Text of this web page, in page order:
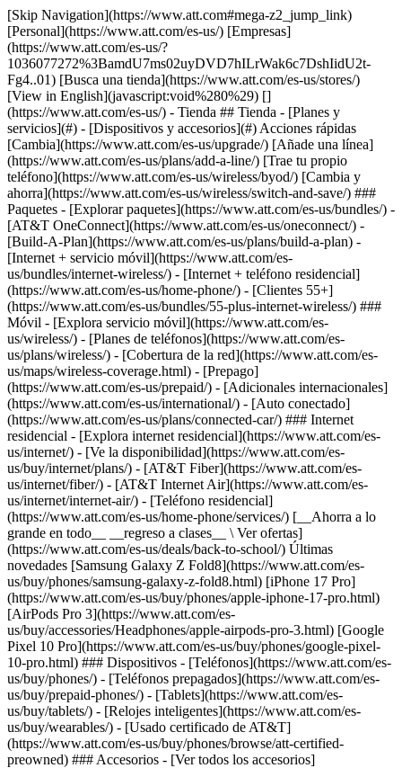
[Skip Navigation](https://www.att.com#mega-z2_jump_link) [Personal](https://www.att.com/es-us/) [Empresas](https://www.att.com/es-us/?1036077272%3BamdU7ms02uyDVD7hILrWak6c7DshIidU2t-Fg4..01) [Busca una tienda](https://www.att.com/es-us/stores/) [View in English](javascript:void%280%29) [](https://www.att.com/es-us/) - Tienda ## Tienda - [Planes y servicios](#) - [Dispositivos y accesorios](#) Acciones rápidas [Cambia](https://www.att.com/es-us/upgrade/) [Añade una línea](https://www.att.com/es-us/plans/add-a-line/) [Trae tu propio teléfono](https://www.att.com/es-us/wireless/byod/) [Cambia y ahorra](https://www.att.com/es-us/wireless/switch-and-save/) ### Paquetes - [Explorar paquetes](https://www.att.com/es-us/bundles/) - [AT&T OneConnect](https://www.att.com/es-us/oneconnect/) - [Build-A-Plan](https://www.att.com/es-us/plans/build-a-plan) - [Internet + servicio móvil](https://www.att.com/es-us/bundles/internet-wireless/) - [Internet + teléfono residencial](https://www.att.com/es-us/home-phone/) - [Clientes 55+](https://www.att.com/es-us/bundles/55-plus-internet-wireless/) ### Móvil - [Explora servicio móvil](https://www.att.com/es-us/wireless/) - [Planes de teléfonos](https://www.att.com/es-us/plans/wireless/) - [Cobertura de la red](https://www.att.com/es-us/maps/wireless-coverage.html) - [Prepago](https://www.att.com/es-us/prepaid/) - [Adicionales internacionales](https://www.att.com/es-us/international/) - [Auto conectado](https://www.att.com/es-us/plans/connected-car/) ### Internet residencial - [Explora internet residencial](https://www.att.com/es-us/internet/) - [Ve la disponibilidad](https://www.att.com/es-us/buy/internet/plans/) - [AT&T Fiber](https://www.att.com/es-us/internet/fiber/) - [AT&T Internet Air](https://www.att.com/es-us/internet/internet-air/) - [Teléfono residencial](https://www.att.com/es-us/home-phone/services/) [__Ahorra a lo grande en todo__ __regreso a clases__ \ Ver ofertas](https://www.att.com/es-us/deals/back-to-school/) Últimas novedades [Samsung Galaxy Z Fold8](https://www.att.com/es-us/buy/phones/samsung-galaxy-z-fold8.html) [iPhone 17 Pro](https://www.att.com/es-us/buy/phones/apple-iphone-17-pro.html) [AirPods Pro 3](https://www.att.com/es-us/buy/accessories/Headphones/apple-airpods-pro-3.html) [Google Pixel 10 Pro](https://www.att.com/es-us/buy/phones/google-pixel-10-pro.html) ### Dispositivos - [Teléfonos](https://www.att.com/es-us/buy/phones/) - [Teléfonos prepagados](https://www.att.com/es-us/buy/prepaid-phones/) - [Tablets](https://www.att.com/es-us/buy/tablets/) - [Relojes inteligentes](https://www.att.com/es-us/buy/wearables/) - [Usado certificado de AT&T](https://www.att.com/es-us/buy/phones/browse/att-certified-preowned) ### Accesorios - [Ver todos los accesorios](https://www.att.com/es-us/accessories/) - [Estuches](https://www.att.com/es-us/buy/accessories/browse/cases/) - [Cargadores](https://www.att.com/es-us/buy/accessories/browse/chargers/) - [Protector para pantalla](https://www.att.com/es-us/buy/accessories/browse/screen-protectors/) - [Audífonos](https://www.att.com/es-us/buy/accessories/browse/headphones/) ### Brands - [Apple](https://www.att.com/es-us/buy/phones/browse/apple/) - [Samsung](https://www.att.com/es-us/buy/phones/browse/samsung/) - [Motorola](https://www.att.com/es-us/buy/phones/browse/motorola/) - [Google](https://www.att.com/es-us/buy/phones/browse/google/) - [Meta](https://www.att.com/es-us/buy/accessories/browse/all/meta/) [__Obtén el nuevo Samsung Galaxy Z Fold8 por $0 con intercambio elegible__ \ Reserva](https://www.att.com/es-us/buy/phones/samsung-galaxy-z-fold8.html) - Ofertas ## Ofertas - [Nuevos y destacados](#) - [Descuentos para clientes](#) Destacados [Ve todas las ofertas](https://www.att.com/es-us/deals/) [Ofertas de servicio móvil](https://www.att.com/es-us/deals/cell-phone-deals/) [Ofertas de internet](https://www.att.com/es-us/deals/internet/) [Ofertas de intercambio](https://www.att.com/es-us/buy/phones/browse/tradeinoffer/) [Sin ofertas de intercambio](https://www.att.com/es-us/buy/phones/browse/nontradeinoffer/) ### Ofertas de tendencia - [Samsung Galaxy](https://www.att.com/es-us/buy/phones/browse/samsung_hasdeals_value_nontradeinoffer_tradeinoffer/) - [Apple iPhone](https://www.att.com/es-us/buy/phones/browse/apple_hasdeals_value_nontradeinoffer_tradeinoffer/) - [Menos de $50](https://www.att.com/es-us/buy/accessories/browse/all/price-range-25-50_price-range-5-25_5-and-under/) - [Ofertas de regreso a clases](https://www.att.com/es-us/deals/back-to-school/) ### Ofertas de dispositivos y accesorios - [Teléfonos](https://www.att.com/es-us/buy/phones/browse/hasdeals_value_nontradeinoffer_tradeinoffer/) - [Teléfonos prepagados](https://www.att.com/es-us/buy/prepaid-phones/browse/hasdeals/) - [Tablets](https://www.att.com/es-us/buy/tablets/browse/hasdeals_nontradeinoffer/) - [Relojes inteligentes](https://www.att.com/es-us/buy/wearables/browse/hasdeals_nontradeinoffer/) - [Ofertas de accesorios](https://www.att.com/es-us/buy/accessories/browse/all/deals/) ### Suscripciones - [AT&T OneConnect](https://www.att.com/es-us/oneconnect/) [__Cámbiate a AT&T y averigua cómo obtener hasta $800 por línea para terminar tu contrato__ \ Compra ahora](https://www.att.com/es-us/buy/phones/) ### Descuentos por ocupación - [Empleados de empresas](https://www.att.com/es-us/verification/signaturehub/#employment) - [Militares y veteranos](https://www.att.com/es-us/offers/discount-program/military-discount/) - [Maestros](https://www.att.com/es-us/offers/discount-program/teacher/) - [Enfermeros y médicos](https://www.att.com/es-us/verification/signaturehub/#medical) - [Personal de emergencias activo](https://www.att.com/es-us/firstnetandfamily/) ### Descuentos por afiliación - [Clientes 55+](https://www.att.com/es-us/verification/signaturehub/#age) - [Personal retirado del servicio de emergencia](https://www.att.com/es-us/offers/discount-program/retired-responders/) - [Trabajadores de sindicatos](https://www.att.com/es-us/offers/discount-program/union-discount/) - [Estudiantes](https://www.att.com/es-us/verification/signaturehub/#student) ### Ahorros para socios - [Descuento con tarjeta de crédito](https://www.att.com/es-us/?1036077272%3BamdU7ms02uyDVD7hIidU2t-FgOyvGkzT7uyJVm497PywgLdW2iYTVis9IZcUaO3.z1) - [Beneficios y más](https://andmorebenefits.att.com/root-discovery) [__Maestros: ahorra hasta $150 por línea y hasta un 20% en planes__ \ Obtén detalles](https://www.att.com/es-us/offers/discount-program/teacher/) - La diferencia de AT&T ## La diferencia de AT&T - [Nuestra ventaja competitiva](#) ### ¿Por qué elegirnos? - [Garantía AT&T](https://www.att.com/es-us/why-att/guarantee/) - [Por qué AT&T](https://www.att.com/es-us/why-att/) - [AT&T vs. T-Mobile y Verizon](https://www.att.com/es-us/wireless/switch-and-save/#compare-us) - [AT&T Fiber vs. Spectrum y Xfinity](https://www.att.com/es-us/internet/fiber/#compare-us) - [Prueba AT&T gratis](https://www.att.com/es-us/wireless/free-trial/) - [Cambia y ahorra](https://www.att.com/es-us/wireless/switch-and-save/) ### Cobertura excepcional - [Mapa de cobertura 5G](https://www.att.com/es-us/maps/wireless-coverage.html) - [Mapa de cobertura de fibra óptica](https://www.att.com/es-us/internet/fiber/coverage-map/) [__La mejor garantía de Estados Unidos__ \ Obtén detalles](https://www.att.com/es-us/why-att/guarantee/) - Ayuda ## Ayuda - [Factura y cuenta](#) - [Móvil](#) - [Internet](#) Acciones rápidas [Ve toda la ayuda](https://www.att.com/es-us/support/) [Ver mi cuenta](https://www.att.com/es-us/acctmgmt/overview) [Centro de pagos](https://www.att.com/es-us/acctmgmt/mypaymentcenter) [Centro de facturación](https://www.att.com/es-us/acctmgmt/billing/mybillingcenter) ### Factura y pagos - [Comprende tu factura](https://www.att.com/es-us/support/my-account/understand-your-bill/) - [Averigua por qué tu factura cambió](https://www.att.com/es-us/support/article/my-account/KM1051879/) - [Configura y administra AutoPay](https://www.att.com/es-us/acctmgmt/mypaymentcenter?intent=MANAGEAUTOPAY) - [Ve las cuotas de los dispositivos](https://www.att.com/es-us/acctmgmt/payment/installmentplandetails) - [Pagar sin iniciar sesión](https://www.att.com/es-us/acctmgmt/fastpmt/fastpay) ### Cuenta - [Cambiar o restablecer contraseña](https://www.att.com/es-us/support/article/my-account/KM1008941/) - [Añade o elimina cuentas](https://www.att.com/es-us/support/article/my-account/KM1008925/) - [Traslada el servicio de internet](https://www.att.com/es-us/help/moving/) - [Ve tus pedidos y reclamaciones](https://www.att.com/es-us/orders/history) - [Más ayuda con la cuenta](https://www.att.com/es-us/support/my-account/) [__La mejor garantía de Estados Unidos__ \ Obtén detalles](https://www.att.com/es-us/why-att/guarantee/) Acciones rápidas [Administrar mi servicio móvil](https://www.att.com/es-us/acctmgmt/mywireless) [Rastrear mi pedido](https://www.att.com/es-us/orders/history) [Añade AT&T International Day Pass](https://www.att.com/es-us/acctmgmt/signin?intent=DEEPLINK&soc=IRRLHDF&level=CAT&source=ILC242589969&wtExtndSource=Megamenu) ### Mi dispositivo - [Verificar mi uso](https://www.att.com/es-us/acctmgmt/usage/mysummary) - [Administra complementos](https://www.att.com/es-us/acctmgmt/wireless/manage-addon) - [Cambiar mi plan](https://www.att.com/es-us/acctmgmt/mywireless/manageplan/) - [Añade una línea](https://www.att.com/es-us/buy/postpaid/?wlsfi=AL) - [Consultar los requisitos de cambio](https://www.att.com/es-us/buy/postpaid/?wlsfi=up) - [Activa un dispositivo móvil](https://www.att.com/es-us/